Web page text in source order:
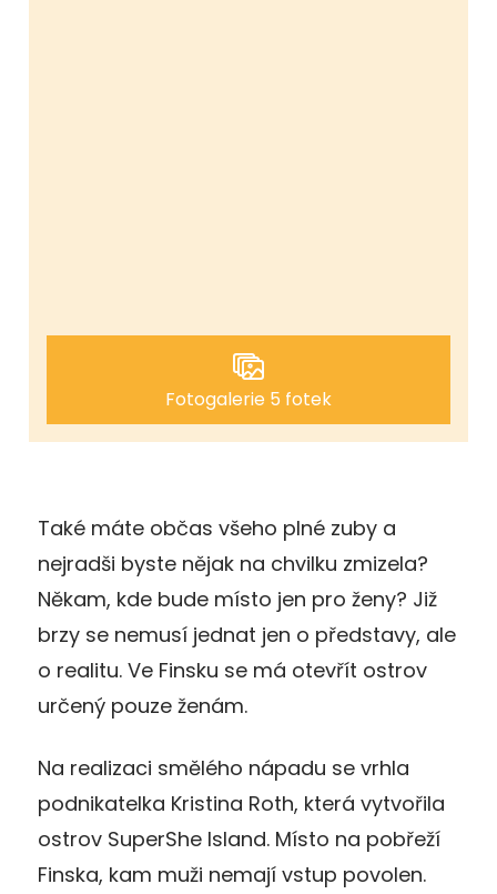
Fotogalerie 5 fotek
Také máte občas všeho plné zuby a
nejradši byste nějak na chvilku zmizela?
Někam, kde bude místo jen pro ženy? Již
brzy se nemusí jednat jen o představy, ale
o realitu. Ve Finsku se má otevřít ostrov
určený pouze ženám.
Na realizaci smělého nápadu se vrhla
podnikatelka Kristina Roth, která vytvořila
ostrov SuperShe Island. Místo na pobřeží
Finska, kam muži nemají vstup povolen.